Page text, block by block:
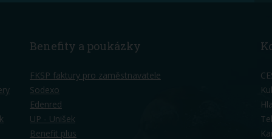
Benefity a poukázky
FKSP faktury pro zaměstnavatele
Sodexo
Edenred
UP - Unišek
Benefit plus